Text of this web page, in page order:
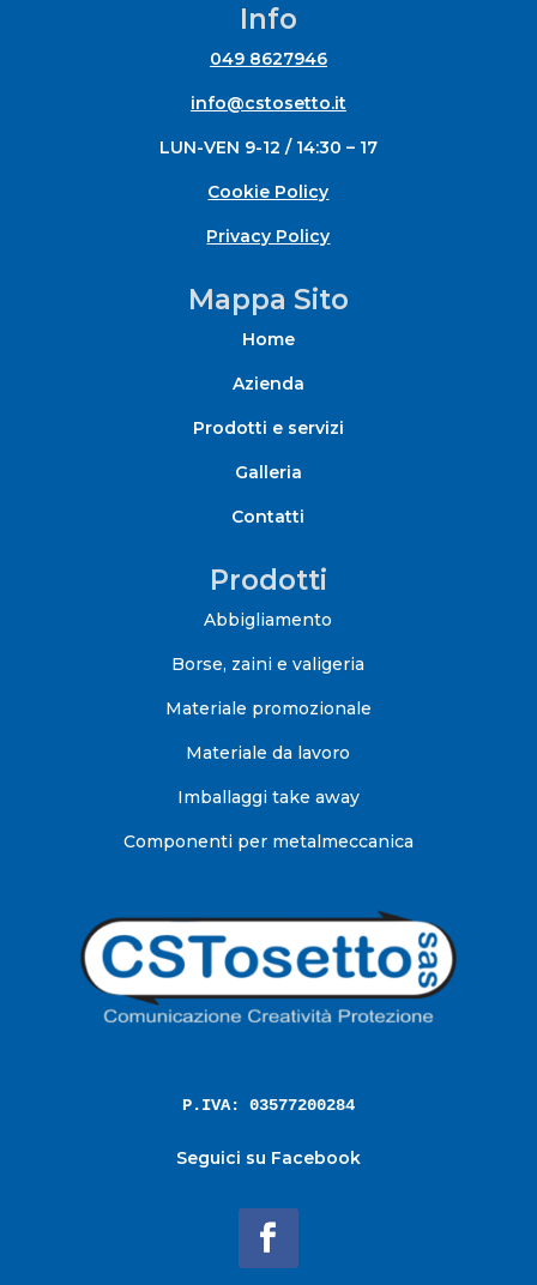
Info
049 8627946
info@cstosetto.it
LUN-VEN 9-12 / 14:30 – 17
Cookie Policy
Privacy Policy
Mappa Sito
Home
Azienda
Prodotti e servizi
Galleria
Contatti
Prodotti
Abbigliamento
Borse, zaini e valigeria
Materiale promozionale
Materiale da lavoro
Imballaggi take away
Componenti per metalmeccanica
P.IVA: 03577200284
Seguici su Facebook